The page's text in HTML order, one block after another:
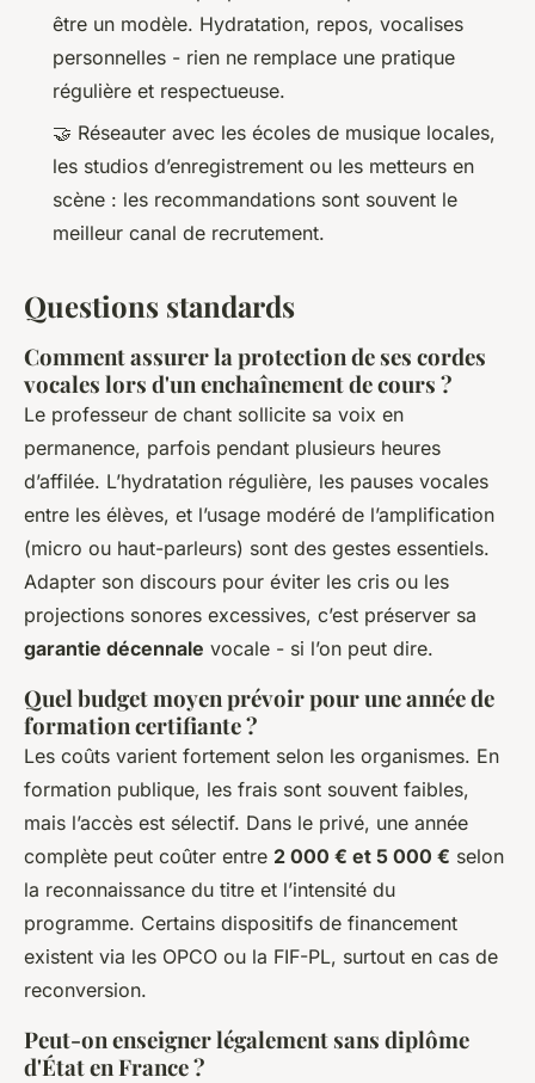
être un modèle. Hydratation, repos, vocalises
personnelles - rien ne remplace une pratique
régulière et respectueuse.
🤝 Réseauter avec les écoles de musique locales,
les studios d’enregistrement ou les metteurs en
scène : les recommandations sont souvent le
meilleur canal de recrutement.
Questions standards
Comment assurer la protection de ses cordes
vocales lors d'un enchaînement de cours ?
Le professeur de chant sollicite sa voix en
permanence, parfois pendant plusieurs heures
d’affilée. L’hydratation régulière, les pauses vocales
entre les élèves, et l’usage modéré de l’amplification
(micro ou haut-parleurs) sont des gestes essentiels.
Adapter son discours pour éviter les cris ou les
projections sonores excessives, c’est préserver sa
garantie décennale vocale - si l’on peut dire.
Quel budget moyen prévoir pour une année de
formation certifiante ?
Les coûts varient fortement selon les organismes. En
formation publique, les frais sont souvent faibles,
mais l’accès est sélectif. Dans le privé, une année
complète peut coûter entre 2 000 € et 5 000 € selon
la reconnaissance du titre et l’intensité du
programme. Certains dispositifs de financement
existent via les OPCO ou la FIF-PL, surtout en cas de
reconversion.
Peut-on enseigner légalement sans diplôme
d'État en France ?